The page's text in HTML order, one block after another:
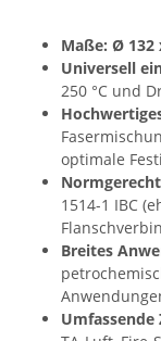
Maße: Ø 132
Universell
250 °C und
optimale
1514-1 IBC
Breites